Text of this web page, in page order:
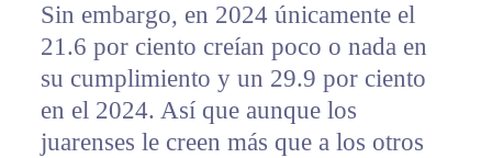
Sin embargo, en 2024 únicamente el
21.6 por ciento creían poco o nada en
su cumplimiento y un 29.9 por ciento
en el 2024. Así que aunque los
juarenses le creen más que a los otros